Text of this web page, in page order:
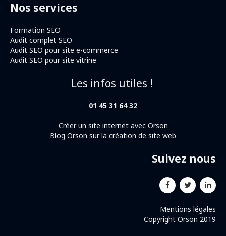
Nos services
Formation SEO
Audit complet SEO
Audit SEO pour site e-commerce
Audit SEO pour site vitrine
Les infos utiles !
01 45 31 64 32
Créer un site internet avec Orson
Blog Orson sur la création de site web
Suivez nous
Mentions légales
Copyright Orson 2019